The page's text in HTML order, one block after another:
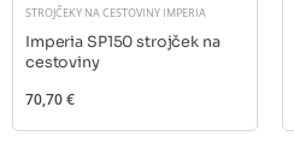
STROJČEKY NA CESTOVINY IMPERIA
Imperia SP150 strojček na
cestoviny
70,70 €